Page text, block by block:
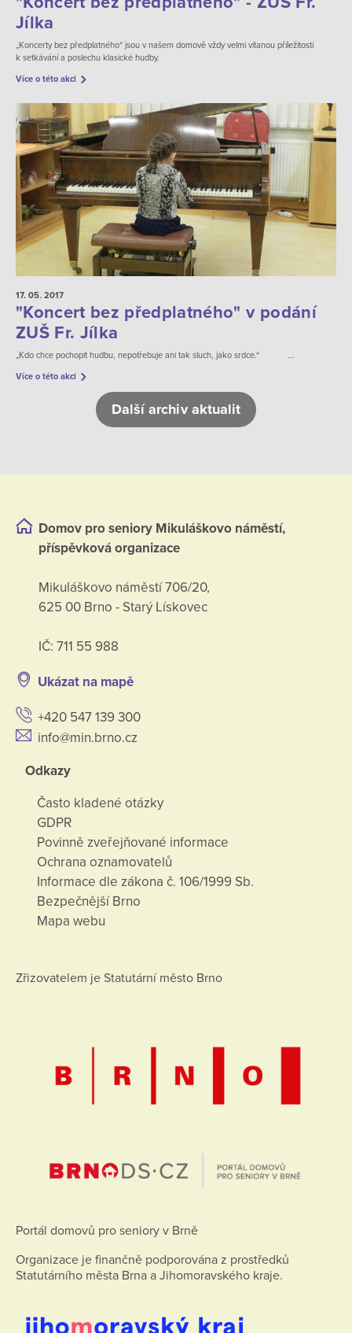
Jílka
„Koncerty bez předplatného“ jsou v našem domově vždy velmi vítanou příležitostí
k setkávání a poslechu klasické hudby.
Více o této akci
17. 05. 2017
"Koncert bez předplatného" v podání
ZUŠ Fr. Jílka
„Kdo chce pochopit hudbu, nepotřebuje ani tak sluch, jako srdce.“ ...
Více o této akci
Další archiv aktualit
Domov pro seniory Mikuláškovo náměstí,
příspěvková organizace
Mikuláškovo náměstí 706/20,
625 00 Brno - Starý Lískovec
IČ: 711 55 988
Ukázat na mapě
+420 547 139 300
info@min.brno.cz
Odkazy
Často kladené otázky
GDPR
Povinně zveřejňované informace
Ochrana oznamovatelů
Informace dle zákona č. 106/1999 Sb.
Bezpečnější Brno
Mapa webu
Zřizovatelem je Statutární město Brno
Portál domovů pro seniory v Brně
Organizace je finančně podporována z prostředků
Statutárního města Brna a Jihomoravského kraje.